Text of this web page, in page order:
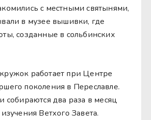
с местными святынями,
в музее вышивки, где
созданные в сольбинских
работает при Центре
поколения в Переславле.
собираются два раза в месяц
Ветхого Завета.